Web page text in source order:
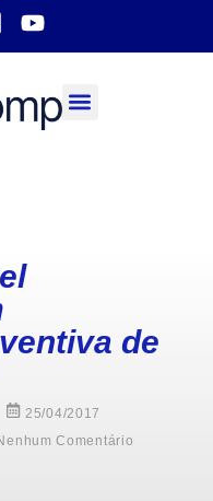
de
25/04/2017
Comentário